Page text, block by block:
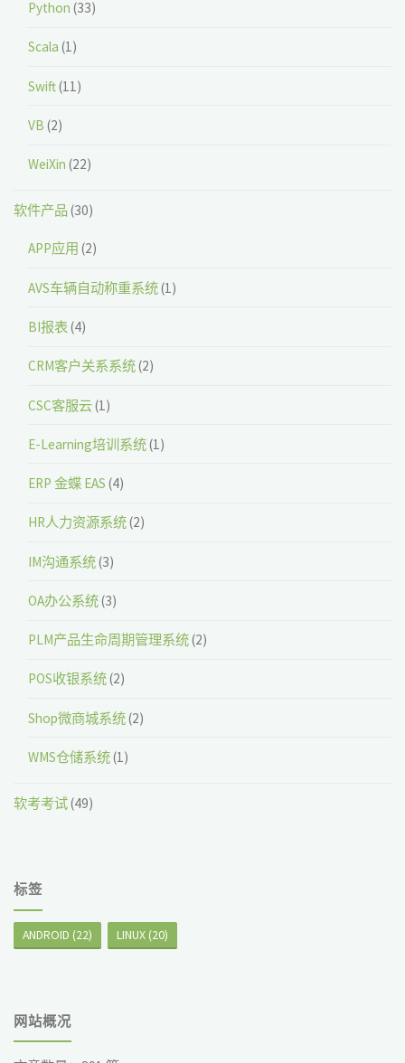
Python (33)
Scala (1)
Swift(11)
VB (2)
WeiXin (22)
软件产品(30)
APP应用 (2)
AVS车辆自动称重系统(1)
BI报表(4)
CRM客户关系系统(2)
CSC客服云(1)
E-Learning培训系统(1)
ERP 金蝶 EAS (4)
HR人力资源系统(2)
IM沟通系统(3)
OA办公系统(3)
PLM产品生命周期管理系统(2)
POS收银系统(2)
Shop微商城系统(2)
WMS仓储系统(1)
软考考试(49)
标签
ANDROID (22) LINUX (20)
网站概况